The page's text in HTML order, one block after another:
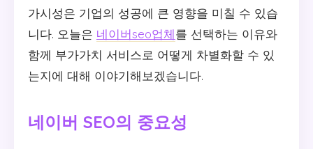
가시성은 기업의 성공에 큰 영향을 미칠 수 있습
니다. 오늘은 네이버seo업체를 선택하는 이유와
함께 부가가치 서비스로 어떻게 차별화할 수 있
는지에 대해 이야기해보겠습니다.
네이버 SEO의 중요성